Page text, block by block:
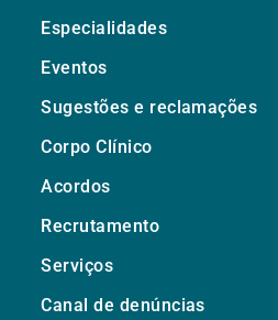
Especialidades
Eventos
Sugestões e reclamações
Corpo Clínico
Acordos
Recrutamento
Serviços
Canal de denúncias